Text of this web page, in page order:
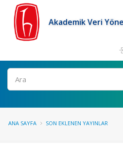
Akademik Veri
Ara
ANA SAYFA SON EKLENEN YAYINLAR